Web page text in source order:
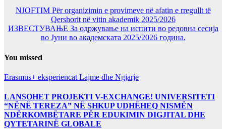
NJOFTIM Për organizimin e provimeve në afatin e rregullt të
Qershorit në vitin akademik 2025/2026
ИЗВЕСТУВАЊЕ За одржување на испити во редовна сесија
во Јуни во академската 2025/2026 година.
You missed
Erasmus+ eksperiencat Lajme dhe Ngjarje
LANSOHET PROJEKTI V-EXCHANGE! UNIVERSITETI
“NËNË TEREZA” NË SHKUP UDHËHEQ NISMËN
NDËRKOMBËTARE PËR EDUKIMIN DIGJITAL DHE
QYTETARINË GLOBALE